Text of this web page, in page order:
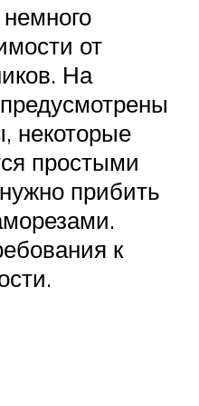
от
На
некоторые
простыми
прибить
к